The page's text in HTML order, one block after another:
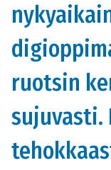
ruotsin
sujuvasti.